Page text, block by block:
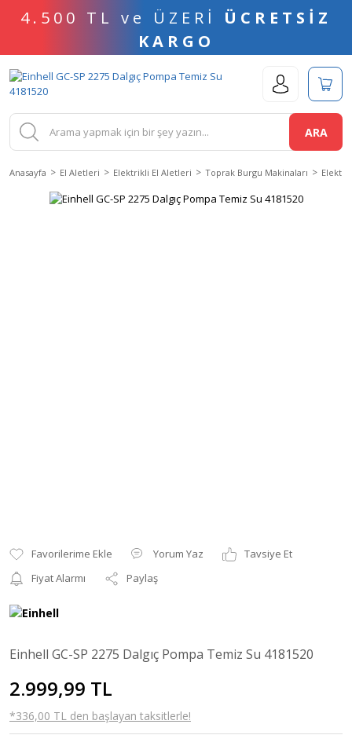
4.500 TL ve ÜZERİ ÜCRETSİZ
KARGO
ARA
Anasayfa El Aletleri Elektrikli El Aletleri Toprak Burgu Makinaları
Yorum Yaz
Tavsiye Et
Fiyat Alarmı
Paylaş
Einhell GC-SP 2275 Dalgıç Pompa Temiz Su 4181520
2.999,99 TL
*336,00 TL den başlayan taksitlerle!